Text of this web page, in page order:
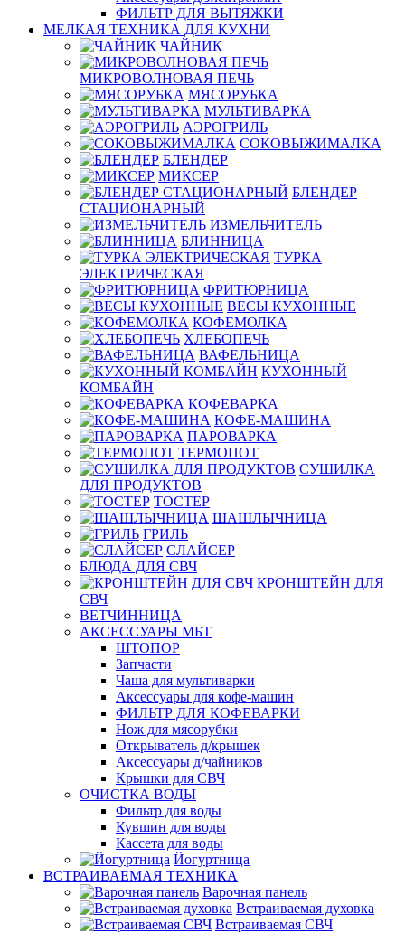
ФИЛЬТР ДЛЯ ВЫТЯЖКИ
МЕЛКАЯ ТЕХНИКА ДЛЯ КУХНИ
ЧАЙНИК
МИКРОВОЛНОВАЯ ПЕЧЬ
МЯСОРУБКА
МУЛЬТИВАРКА
АЭРОГРИЛЬ
СОКОВЫЖИМАЛКА
БЛЕНДЕР
МИКСЕР
БЛЕНДЕР
СТАЦИОНАРНЫЙ
ИЗМЕЛЬЧИТЕЛЬ
БЛИННИЦА
ТУРКА
ЭЛЕКТРИЧЕСКАЯ
ФРИТЮРНИЦА
ВЕСЫ КУХОННЫЕ
КОФЕМОЛКА
ХЛЕБОПЕЧЬ
ВАФЕЛЬНИЦА
КУХОННЫЙ
КОМБАЙН
КОФЕВАРКА
КОФЕ-МАШИНА
ПАРОВАРКА
ТЕРМОПОТ
СУШИЛКА
ДЛЯ ПРОДУКТОВ
ТОСТЕР
ШАШЛЫЧНИЦА
ГРИЛЬ
СЛАЙСЕР
БЛЮДА ДЛЯ СВЧ
КРОНШТЕЙН ДЛЯ
СВЧ
ВЕТЧИННИЦА
АКСЕССУАРЫ МБТ
ШТОПОР
Запчасти
Чаша для мультиварки
Аксессуары для кофе-машин
ФИЛЬТР ДЛЯ КОФЕВАРКИ
Нож для мясорубки
Открыватель д/крышек
Аксессуары д/чайников
Крышки для СВЧ
ОЧИСТКА ВОДЫ
Фильтр для воды
Кувшин для воды
Кассета для воды
Йогуртница
ВСТРАИВАЕМАЯ ТЕХНИКА
Варочная панель
Встраиваемая духовка
Встраиваемая СВЧ